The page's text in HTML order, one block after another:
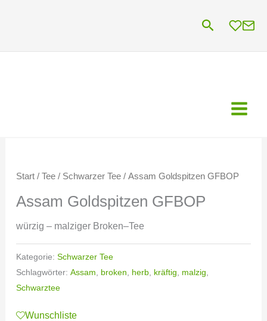
Suchen
Start/ Tee/ Schwarzer Tee/ Assam Goldspitzen GFBOP
Assam Goldspitzen GFBOP
würzig – malziger Broken–Tee
Kategorie: Schwarzer Tee
Schlagwörter: Assam broken herb, kräftig malzig
Schwarztee
Wunschliste